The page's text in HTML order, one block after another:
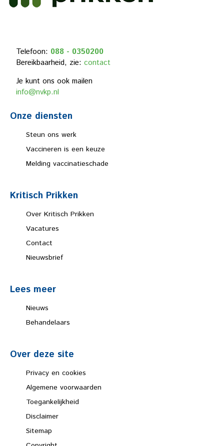
Telefoon: 088 - 0350200
Bereikbaarheid, zie: contact
Je kunt ons ook mailen
info@nvkp.nl
Onze diensten
Steun ons werk
Vaccineren is een keuze
Melding vaccinatieschade
Kritisch Prikken
Over Kritisch Prikken
Vacatures
Contact
Nieuwsbrief
Lees meer
Nieuws
Behandelaars
Over deze site
Privacy en cookies
Algemene voorwaarden
Toegankelijkheid
Disclaimer
Sitemap